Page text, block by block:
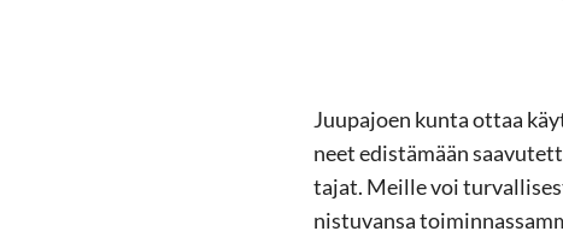
Juu­pa­joen kunta ottaa
neet edis­tä­mään
ta­jat. Meil­le voi
nis­tu­van­sa